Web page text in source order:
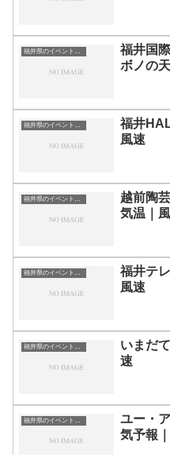
福井県のイベント会場一覧
福井国
ボノの
福井県のイベント会場一覧
福井
風速
福井県のイベント会場一覧
越前陶
気温｜
福井県のイベント会場一覧
福井テ
風速
福井県のイベント会場一覧
いまだ
速
福井県のイベント会場一覧
ユー・
気予報